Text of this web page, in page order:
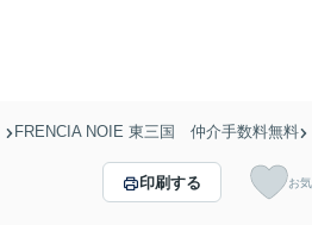
FRENCIA NOIE 東三国 仲介手数料無料
印刷する お